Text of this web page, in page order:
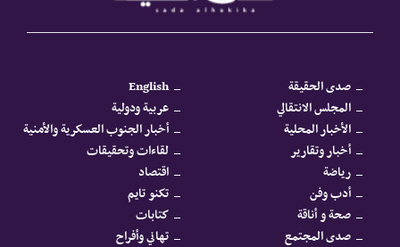
صدى الحقيقة
English
المجلس الانتقالي
عربية ودولية
الأخبار المحلية
أخبار الجنوب العسكرية والأمنية
أخبار وتقارير
لقاءات وتحقيقات
رياضة
اقتصاد
أدب وفن
تكنو تايم
صحة و أناقة
كتابات
صدى المجتمع
تهاني وأفراح